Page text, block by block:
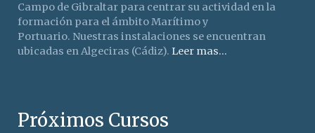
Campo de Gibraltar para centrar su actividad en la
formación para el ámbito Marítimo y
Portuario. Nuestras instalaciones se encuentran
ubicadas en Algeciras (Cádiz). Leer mas...
Próximos Cursos